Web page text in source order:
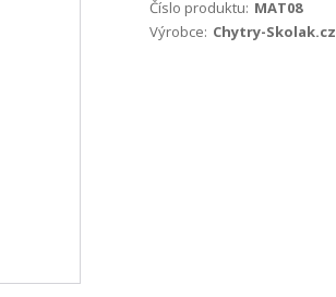
Číslo produktu: MAT08
Výrobce: Chytry-Skolak.cz